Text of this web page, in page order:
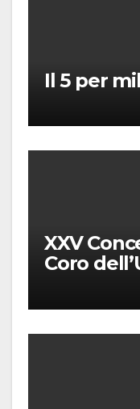
Il 5 per
XXV
Coro
Puccini